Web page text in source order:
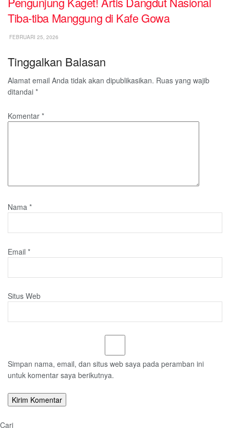
Tiba-tiba Manggung di Kafe Gowa
FEBRUARI 25, 2026
Tinggalkan Balasan
Alamat email Anda tidak akan dipublikasikan. Ruas yang wajib
ditandai *
Komentar *
Nama *
Email *
Situs Web
Simpan nama, email, dan situs web saya pada peramban ini
untuk komentar saya berikutnya.
Cari